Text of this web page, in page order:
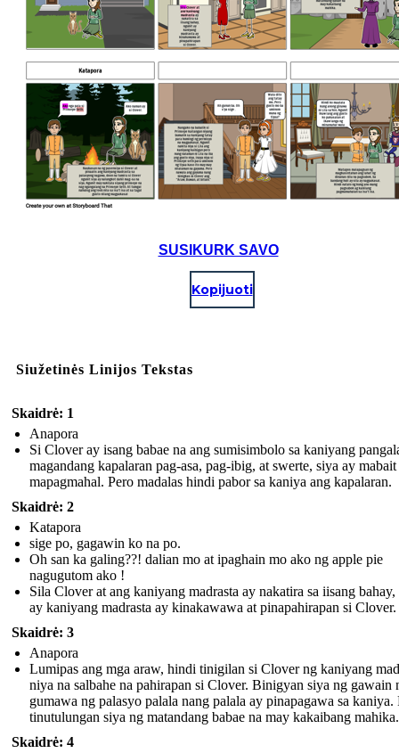
SUSIKURK SAVO
Kopijuoti
Siužetinės Linijos Tekstas
Skaidrė: 1
Anapora
Si Clover ay isang babae na ang sumisimbolo sa kaniyang
magandang kapalaran pag-asa, pag-ibig, at swerte, siya ay mabait
mapagmahal. Pero madalas hindi pabor sa kaniya ang kapalaran.
Skaidrė: 2
Katapora
sige po, gagawin ko na po.
Oh san ka galing??! dalian mo at ipaghain mo ako ng apple pie
nagugutom ako !
Sila Clover at ang kaniyang madrasta ay nakatira sa iisang
ay kaniyang madrasta ay kinakawawa at pinapahirapan si Clover.
Skaidrė: 3
Anapora
Lumipas ang mga araw, hindi tinigilan si Clover ng kaniyang
niya na salbahe na pahirapan si Clover. Binigyan siya ng gawain
gumawa ng palasyo palala nang palala ay pinapagawa sa kaniya.
tinutulungan siya ng matandang babae na may kakaibang mahika.
Skaidrė: 4